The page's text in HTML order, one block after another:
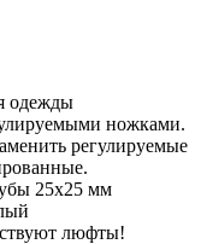
одежды
ножками.
регулируемые
25х25 мм
люфты!